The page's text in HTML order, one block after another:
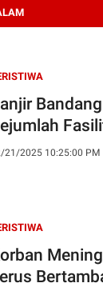
21/2025 10:25:00 PM